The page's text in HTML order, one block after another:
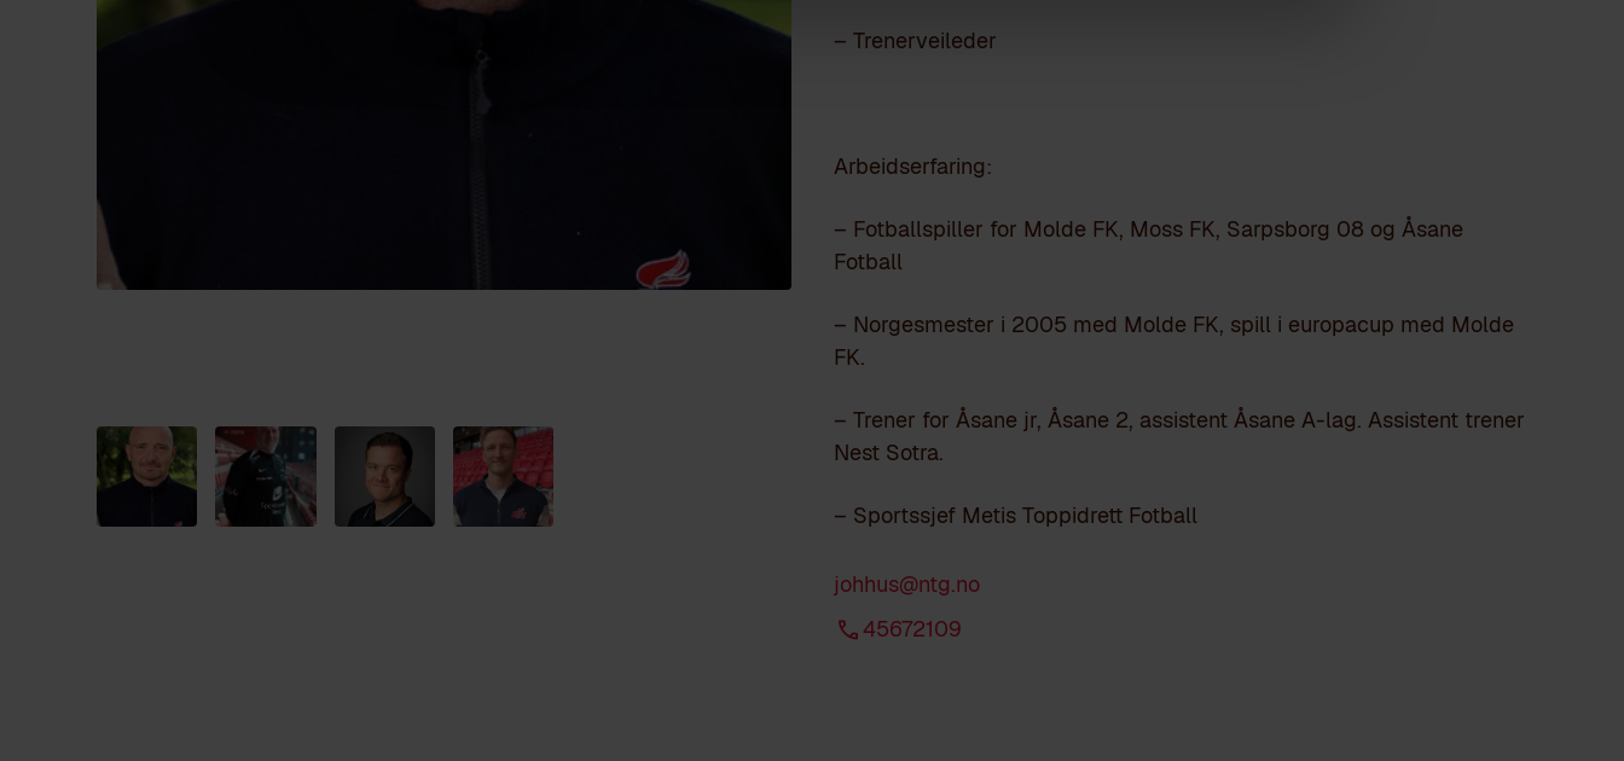
– Trenerveileder
Arbeidserfaring:
– Fotballspiller for Molde FK, Moss FK, Sarpsborg 08 og Åsane
Fotball
– Norgesmester i 2005 med Molde FK, spill i europacup med Molde
FK.
– Trener for Åsane jr, Åsane 2, assistent Åsane A-lag. Assistent trener
Nest Sotra.
– Sportssjef Metis Toppidrett Fotball
johhus@ntg.no
45672109